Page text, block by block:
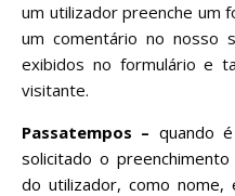
um utilizador preenche um
um comentário no nosso
exibidos no formulário e
visitante.
Passatempos – quando
solicitado o
do utilizador, como nome,